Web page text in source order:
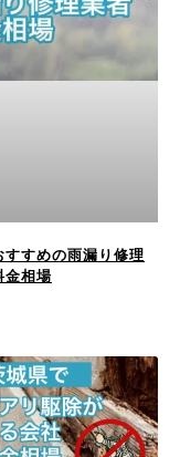
すすめの雨漏り修理
金相場